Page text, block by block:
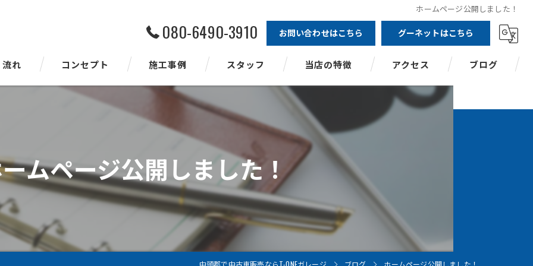
ホームページ公開しました！
080-6490-3910 お問い合わせはこちら グーネットはこちら
流れ コンセプト 施工事例 スタッフ 当店の特徴
板金塗装
車検
車修理
車内クリーニング
下取り
アクセス ブログ
ムページ公開しました！
中頭郡で中古車販売ならT-ONEガレージ ブログ ホームページ公開しました！